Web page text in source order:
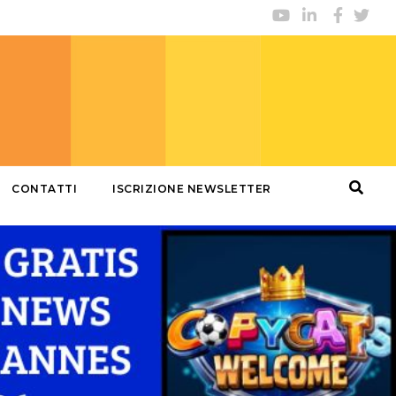
CONTATTI ISCRIZIONE NEWSLETTER